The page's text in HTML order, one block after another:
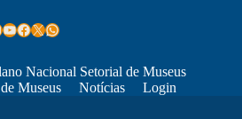
Youtube
Facebook
X WhatsApp
Nacional Setorial de Museus
Museus
Notícias Login